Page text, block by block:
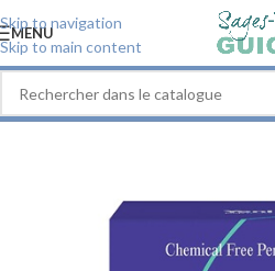
Skip to navigation
Skip to main content
MENU